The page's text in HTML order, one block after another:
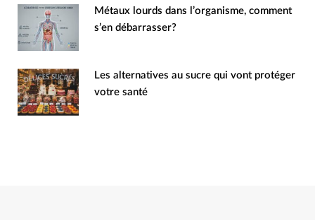
Métaux lourds dans l’organisme, comment
s’en débarrasser?
Les alternatives au sucre qui vont protéger
votre santé